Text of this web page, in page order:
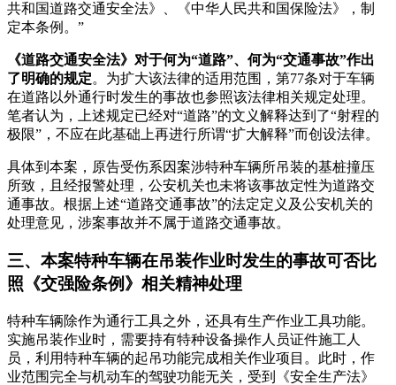
共和国道路交通安全法》、《中华人民共和国保险法》，制
定本条例。”
《道路交通安全法》对于何为“道路”、何为“交通事故”作出
了明确的规定。为扩大该法律的适用范围，第77条对于车辆
在道路以外通行时发生的事故也参照该法律相关规定处理。
笔者认为，上述规定已经对“道路”的文义解释达到了“射程的
极限”，不应在此基础上再进行所谓“扩大解释”而创设法律。
具体到本案，原告受伤系因案涉特种车辆所吊装的基桩撞压
所致，且经报警处理，公安机关也未将该事故定性为道路交
通事故。根据上述“道路交通事故”的法定定义及公安机关的
处理意见，涉案事故并不属于道路交通事故。
三、本案特种车辆在吊装作业时发生的事故可否比
照《交强险条例》相关精神处理
特种车辆除作为通行工具之外，还具有生产作业工具功能。
实施吊装作业时，需要持有特种设备操作人员证件施工人
员，利用特种车辆的起吊功能完成相关作业项目。此时，作
业范围完全与机动车的驾驶功能无关，受到《安全生产法》